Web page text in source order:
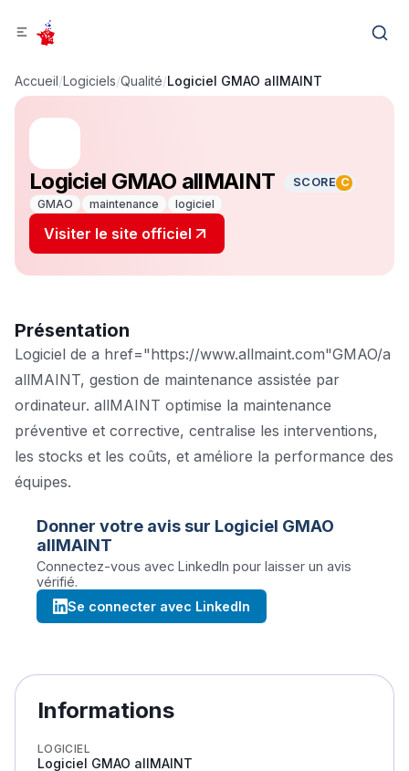
Accueil/Logiciels/Qualité/Logiciel GMAO allMAINT
Logiciel GMAO allMAINT SCORE C
GMAO
maintenance logiciel
Visiter le site officiel
Présentation
Logiciel de a href="https://www.allmaint.com"GMAO/a
allMAINT, gestion de maintenance assistée par
ordinateur. allMAINT optimise la maintenance
préventive et corrective, centralise les interventions,
les stocks et les coûts, et améliore la performance des
équipes.
Donner votre avis sur Logiciel GMAO
allMAINT
Connectez-vous avec LinkedIn pour laisser un avis
vérifié.
Se connecter avec LinkedIn
Informations
LOGICIEL
Logiciel GMAO allMAINT